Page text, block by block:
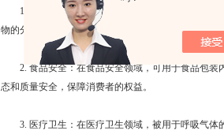
1. 环境监测：在环境监测领域，常用于大气中污
物的分布、迁移和转化规律，为环境保护提供科学依
2. 食品安全：在食品安全领域，可用于食品包装
态和质量安全，保障消费者的权益。
3. 医疗卫生：在医疗卫生领域，被用于呼吸气体